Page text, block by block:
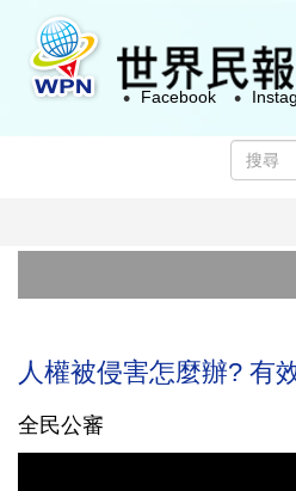
容
搜
尋
Facebook
人權被侵害怎麼辦? 有
全民公審